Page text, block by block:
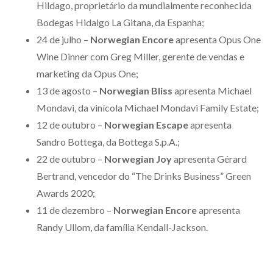
Hildago, proprietário da mundialmente reconhecida
Bodegas Hidalgo La Gitana, da Espanha;
24 de julho – Norwegian Encoreapresenta Opus One
Wine Dinner com Greg Miller, gerente de vendas e
marketing da Opus One;
13 de agosto – Norwegian Bliss apresenta Michael
Mondavi, da vinícola Michael Mondavi Family Estate;
12 de outubro – Norwegian Escapeapresenta
Sandro Bottega, da Bottega S.p.A.;
22 de outubro – Norwegian Joyapresenta Gérard
Bertrand, vencedor do “The Drinks Business” Green
Awards 2020;
11 de dezembro – Norwegian Encoreapresenta
Randy Ullom, da família Kendall-Jackson.
Newsletter
de cruzeiros